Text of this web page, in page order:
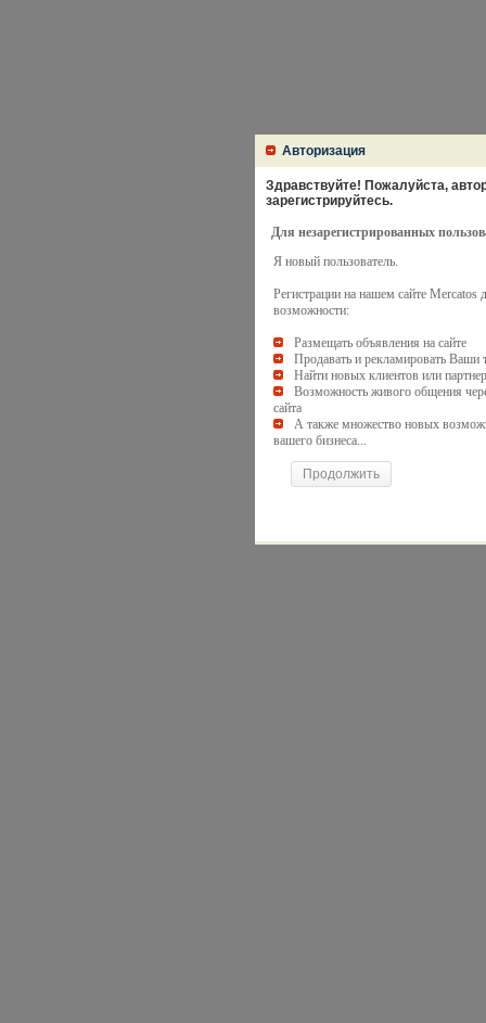
Авторизация
Здравствуйте! Пожалуйста,
зарегистрируйтесь.
Для незарегистрированных
Я новый пользователь.
Регистрации на нашем сайте
возможности:
Размещать объявления на сайте
Продавать и рекламировать Ваши
Найти новых клиентов или
Возможность живого общения
сайта
А также множество новых
вашего бизнеса...